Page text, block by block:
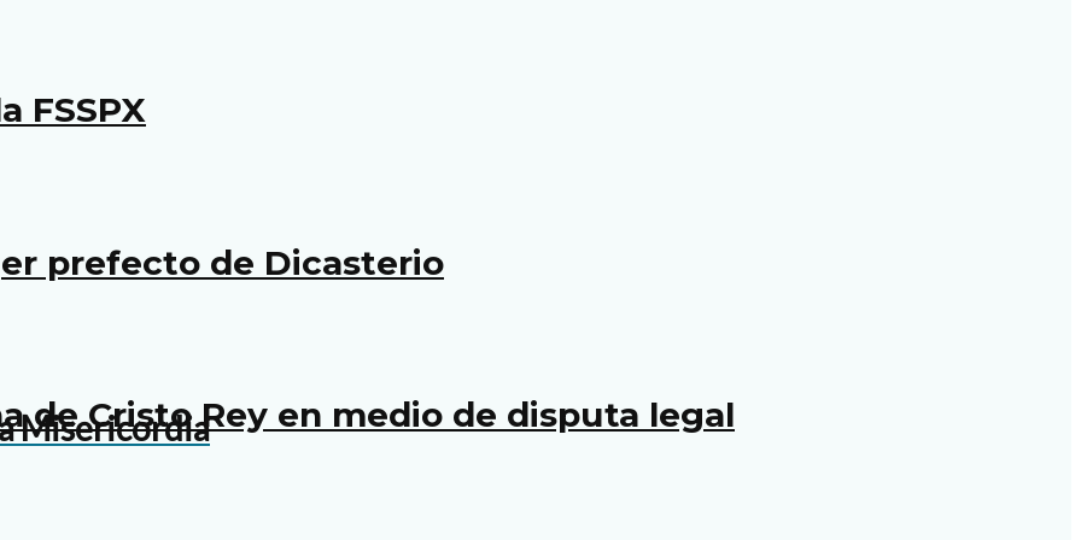
FSSPX
prefecto de Dicasterio
de Cristo Rey en medio de disputa legal
Misericordia